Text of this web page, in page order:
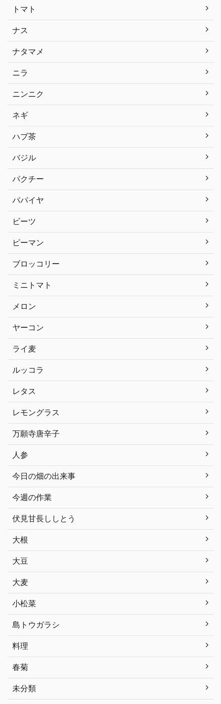
トマト
ナス
ナタマメ
ニラ
ニンニク
ネギ
ハブ茶
バジル
パクチー
パパイヤ
ビーツ
ピーマン
ブロッコリー
ミニトマト
メロン
ヤーコン
ライ麦
ルッコラ
レタス
レモングラス
万願寺唐辛子
人参
今日の畑の出来事
今週の作業
伏見甘長ししとう
大根
大豆
大麦
小松菜
島トウガラシ
料理
春菊
未分類